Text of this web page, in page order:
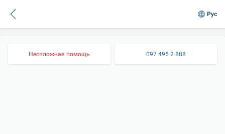
Рус
Неотложная помощь 097 495 2 888